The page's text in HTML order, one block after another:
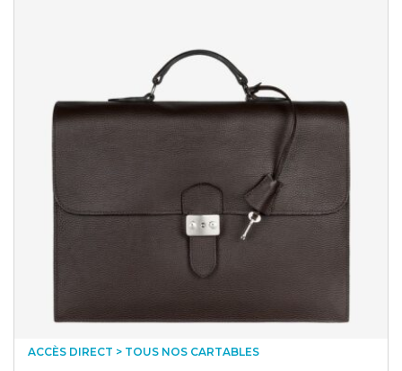
ACCÈS DIRECT > TOUS NOS CARTABLES